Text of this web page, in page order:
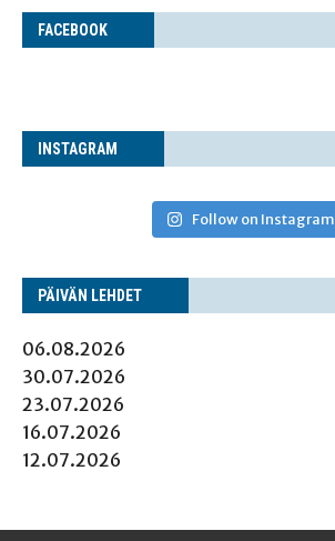
FACE­BOOK
INS­TA­GRAM
Follow on Instagram
PÄI­VÄN LEHDET
06.08.2026
30.07.2026
23.07.2026
16.07.2026
12.07.2026